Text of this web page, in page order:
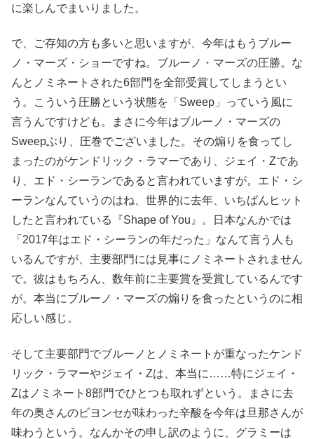
に楽しんでまいりました。
で、ご存知の方も多いと思いますが、今年はもうブルー
ノ・マーズ・ショーですね。ブルーノ・マーズの圧勝。な
んとノミネートされた6部門を全部受賞してしまうとい
う。こういう圧勝という状態を「Sweep」っていう風に
言うんですけども。まさに今年はブルーノ・マーズの
Sweepぶり、圧巻でございました。その煽りを食ってし
まったのがケンドリック・ラマーであり、ジェイ・Zであ
り、エド・シーランであると言われていますが。エド・シ
ーランなんていうのはね、世界的に去年、いちばんヒット
したと言われている『Shape of You』。日本なんかでは
「2017年はエド・シーランの年だった」なんて言う人も
いるんですが、主要部門には見事にノミネートされません
で。彼はもちろん、数年前に主要賞を受賞しているんです
が。本当にブルーノ・マーズの煽りを食ったというのに相
応しい感じ。
そして主要部門でブルーノとノミネートが重なったケンド
リック・ラマーやジェイ・Zは、本当に……特にジェイ・
Zはノミネート8部門でひとつも取れずという。まさに去
年の奥さんのビヨンセが味わった辛酸を今年は旦那さんが
味わうという。なんかその申し訳のように、グラミーは